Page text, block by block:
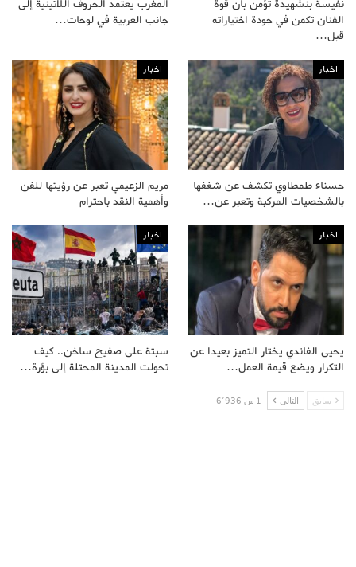
نفيسة بنشهيدة تؤمن بأن قوة
الفنان تكمن في جودة اختياراته
قبل…
المغرب يعتمد الحروف اللاتينية إلى
جانب العربية في لوحات…
اخبار
حسناء طمطاوي تكشف عن شغفها
بالشخصيات المركبة وتعبر عن…
اخبار
مريم الزعيمي تعبر عن رؤيتها للفن
وأهمية النقد باحترام
اخبار
يحيى الفاندي يختار التميز بعيدا عن
التكرار ويضع قيمة العمل…
اخبار
سبتة على صفيح ساخن.. كيف
تحولت المدينة المحتلة إلى بؤرة…
سابق التالى 1 من 6٬936